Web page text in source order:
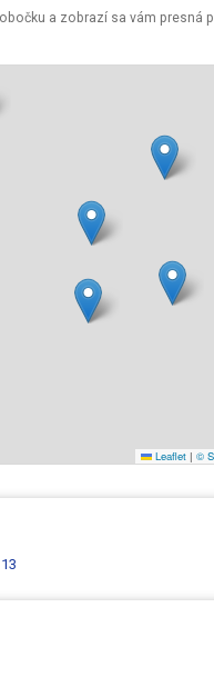
a zobrazí sa vám presná
Leaflet | ©